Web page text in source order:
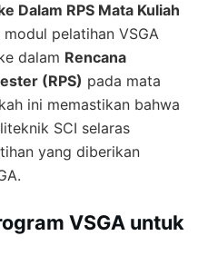
Dalam RPS Mata Kuliah
pelatihan VSGA
dalam Rencana
(RPS) pada mata
ini memastikan bahwa
SCI selaras
yang diberikan
VSGA untuk